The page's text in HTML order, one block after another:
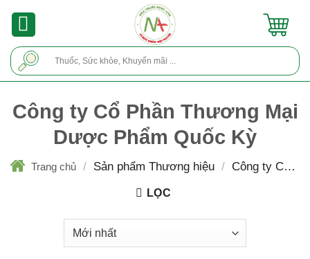
Công ty Cổ Phần Thương Mại
Dược Phẩm Quốc Kỳ
Trang chủ / Sản phẩm Thương hiệu / Công ty Cổ
LỌC